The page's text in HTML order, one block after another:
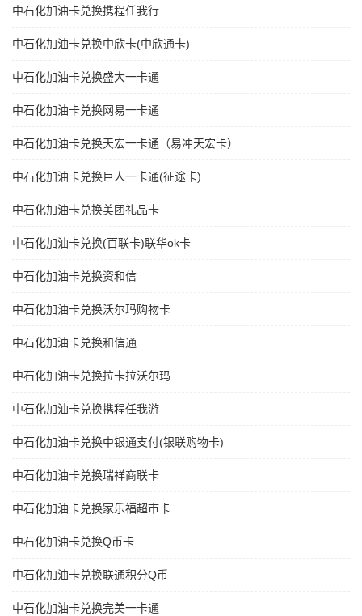
中石化加油卡兑换携程任我行
中石化加油卡兑换中欣卡(中欣通卡)
中石化加油卡兑换盛大一卡通
中石化加油卡兑换网易一卡通
中石化加油卡兑换天宏一卡通（易冲天宏卡）
中石化加油卡兑换巨人一卡通(征途卡)
中石化加油卡兑换美团礼品卡
中石化加油卡兑换(百联卡)联华ok卡
中石化加油卡兑换资和信
中石化加油卡兑换沃尔玛购物卡
中石化加油卡兑换和信通
中石化加油卡兑换拉卡拉沃尔玛
中石化加油卡兑换携程任我游
中石化加油卡兑换中银通支付(银联购物卡)
中石化加油卡兑换瑞祥商联卡
中石化加油卡兑换家乐福超市卡
中石化加油卡兑换Q币卡
中石化加油卡兑换联通积分Q币
中石化加油卡兑换完美一卡通